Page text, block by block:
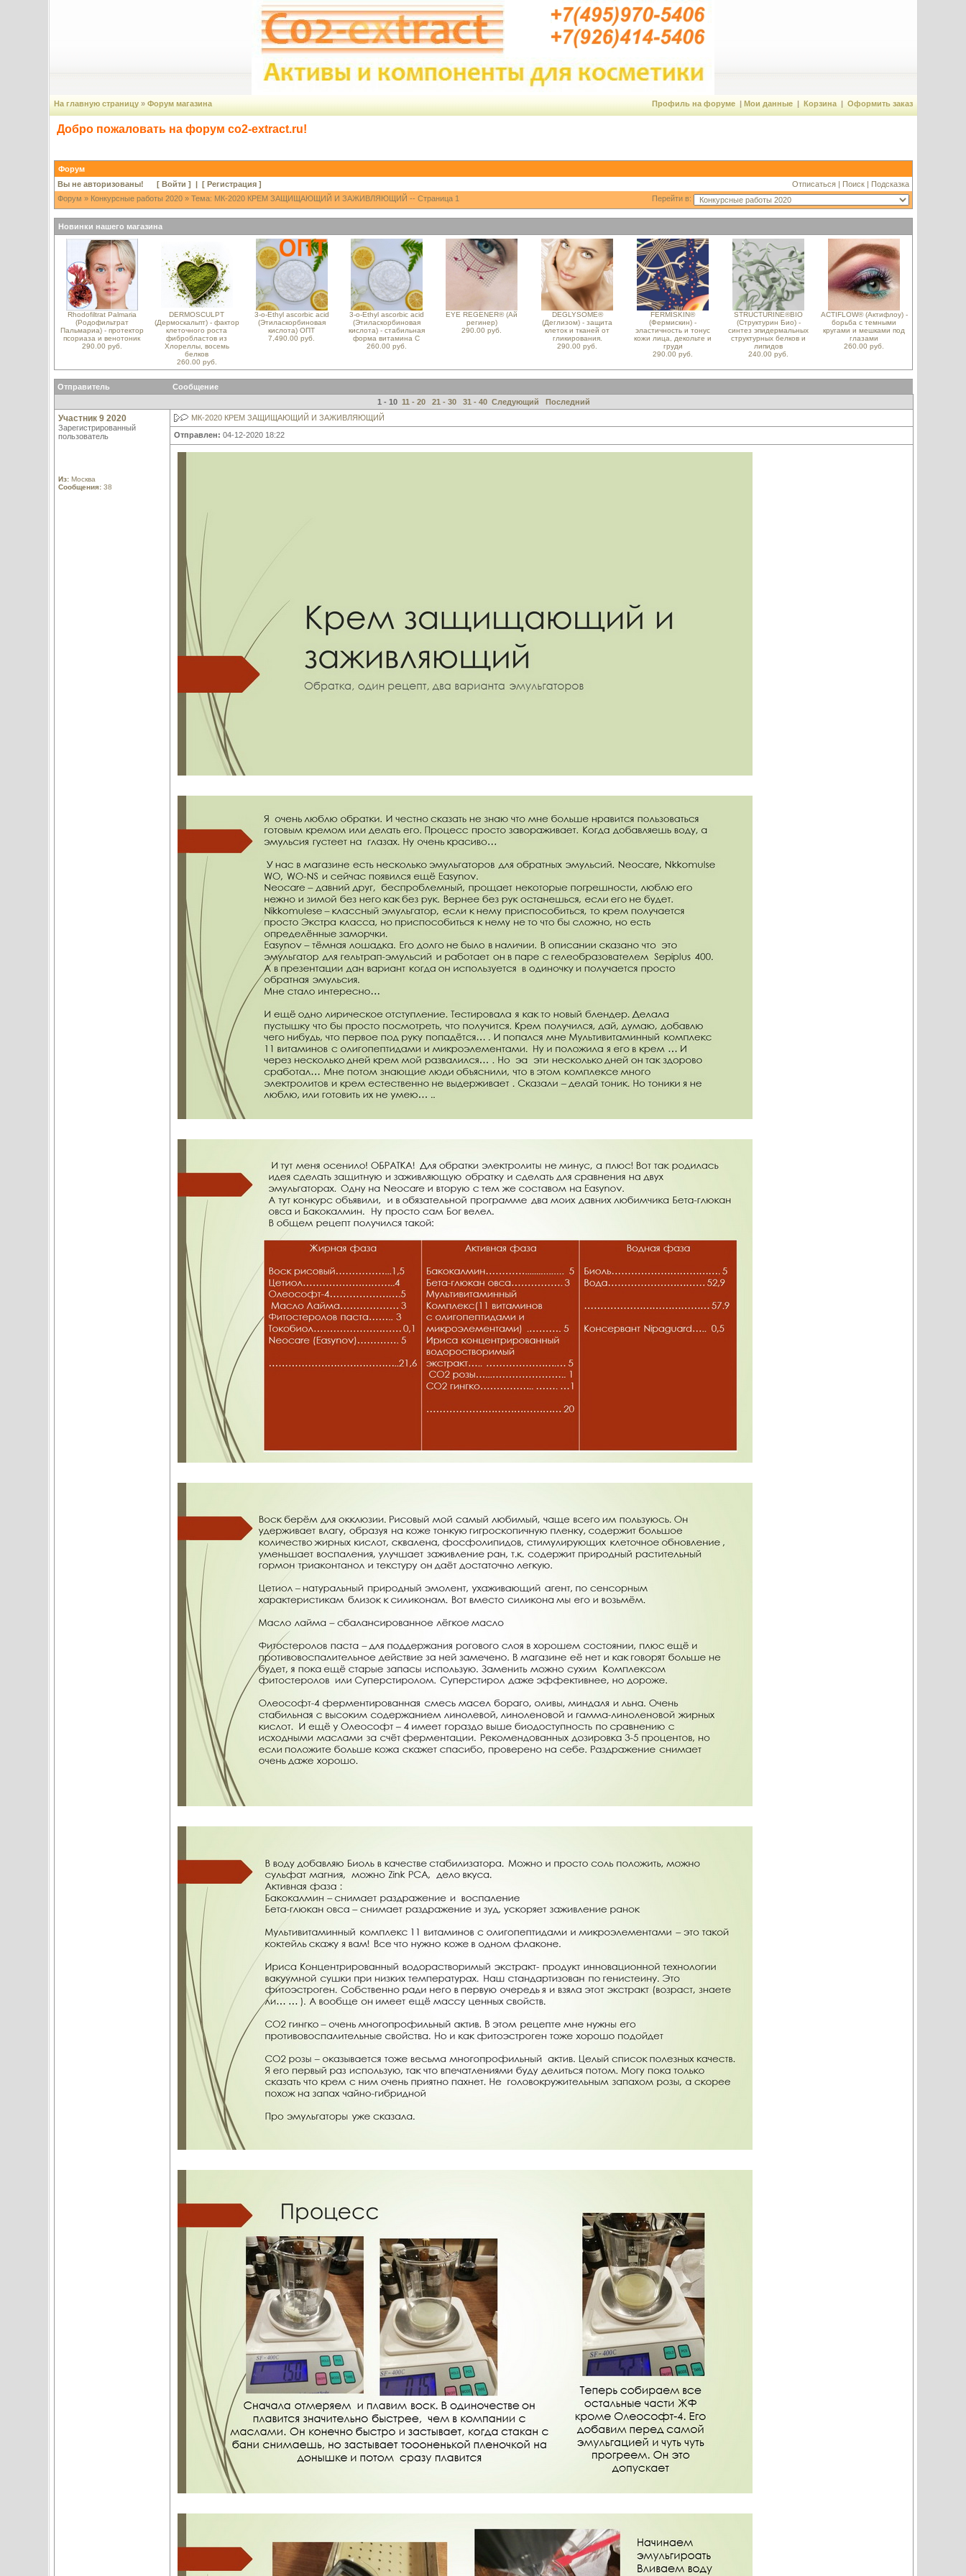
На главную страницу» Форум магазина Профиль на форуме| Мои данные| Корзина| Оформить заказ
Добро пожаловать на форум co2-extract.ru!
Форум
Вы не авторизованы! [ Войти ] | [ Регистрация] Отписаться| Поиск| Подсказка
Форум » Конкурсные работы 2020» Тема: МК-2020 КРЕМ ЗАЩИЩАЮЩИЙ И ЗАЖИВЛЯЮЩИЙ -- Страница 1 Перейти в:
Новинки нашего магазина
Rhodofiltrat Palmaria
(Родофильтрат
Пальмариа) - протектор
псориаза и венотоник
290.00 руб.
DERMOSCULPT
(Дермоскальпт) - фактор
клеточного роста
фибробластов из
Хлореллы, восемь
белков
260.00 руб.
3-o-Ethyl ascorbic acid
(Этиласкорбиновая
кислота) ОПТ
7,490.00 руб.
3-o-Ethyl ascorbic acid
(Этиласкорбиновая
кислота) - стабильная
форма витамина С
260.00 руб.
EYE REGENER® (Ай
регинер)
290.00 руб.
DEGLYSOME®
(Деглизом) - защита
клеток и тканей от
гликирования.
290.00 руб.
FERMISKIN®
(Фермискин) -
эластичность и тонус
кожи лица, декольте и
груди
290.00 руб.
STRUCTURINE®BIO
(Структурин Био) -
синтез эпидермальных
структурных белков и
липидов
240.00 руб.
ACTIFLOW® (Актифлоу) -
борьба с темными
кругами и мешками под
глазами
260.00 руб.
Отправитель
Сообщение
1 - 10 11 - 20 21 - 30 31 - 40 Следующий Последний
Участник 9 2020
Зарегистрированный
пользователь
Из:Москва
Сообщения:38
МК-2020 КРЕМ ЗАЩИЩАЮЩИЙ И ЗАЖИВЛЯЮЩИЙ
Отправлен: 04-12-2020 18:22